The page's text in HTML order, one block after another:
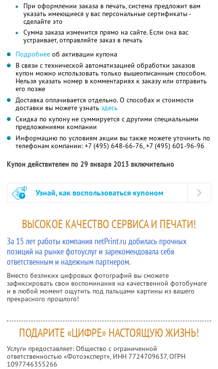
При оформлении заказа в печать, система предложит вам
указать имеющиеся у вас персональные сертификаты -
сделайте это
Сумма заказа изменится прямо на сайте. Если она вас
устраивает, отправляйте заказ в печать
Подробнее об активации купона
В связи с технической автоматизацией обработки заказов
купон можно использовать только вышеописанным способом.
Нельзя указать номер в комментариях к заказу или отправить
его позже
Доставка оплачивается отдельно. О способах и стоимости
доставки вы можете узнать здесь
Скидка по купону не суммируется с другими специальными
предложениями компании
Информацию по условиям акции вы также можете уточнить по
телефонам компании: +7 (495) 648-66-76, +7 (495) 601-96-96
Купон действителен по 29 января 2013 включительно
Узнай, как воспользоваться купоном
ВЫСОКОЕ КАЧЕСТВО СЕРВИСА И ПЕЧАТИ!
За 15 лет работы компания netPrint.ru добилась прочных
позиций на рынке фотоуслуг и зарекомендовала себя
ответственным и надежным партнером.
Вместо безликих цифровых фотографий вы сможете
зафиксировать свои воспоминания на качественной фотобумаге
и в любой момент ощутить под пальцами картины из вашего
прекрасного прошлого!
ПОДАРИТЕ «ЦИФРЕ» НАСТОЯЩУЮ ЖИЗНЬ!
Услуги предоставляет: Общество с ограниченной
ответственностью «Фотоэксперт», ИНН 7724709637, ОГРН
1097746355266